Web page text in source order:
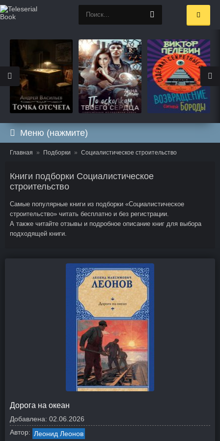
Меню (нажмите)
Главная Подборки Социалистическое строительство
Книги подборки Социалистическое
строительство
Самые популярные книги из подборки «Социалистическое
строительство» читать бесплатно и без регистрации.
А также читайте отзывы и подробное описание книг для выбора
подходящей книги.
Дорога на океан
Добавлена: 02.06.2026
Автор: Леонид Леонов